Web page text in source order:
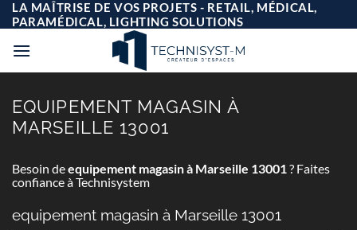
Passer
au
contenu
LA MAÎTRISE DE VOS PROJETS - RETAIL, MÉDICAL,
PARAMÉDICAL, LIGHTING SOLUTIONS
EQUIPEMENT MAGASIN À
MARSEILLE 13001
Besoin deequipement magasin à Marseille 13001? Faites
confiance à Technisystem
equipement magasin à Marseille 13001